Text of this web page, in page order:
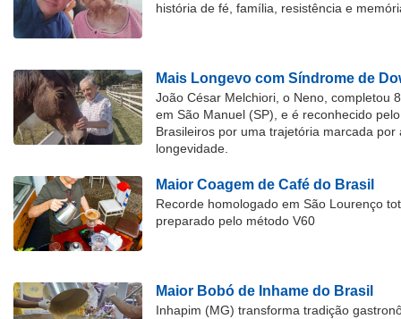
história de fé, família, resistência e
Mais Longevo com Síndrome de
João César Melchiori, o Neno, completou
em São Manuel (SP), e é reconhecido
Brasileiros por uma trajetória marcada por
longevidade.
Maior Coagem de Café do Brasil
Recorde homologado em São Lourenço
preparado pelo método V60
Maior Bobó de Inhame do Brasil
Inhapim (MG) transforma tradição